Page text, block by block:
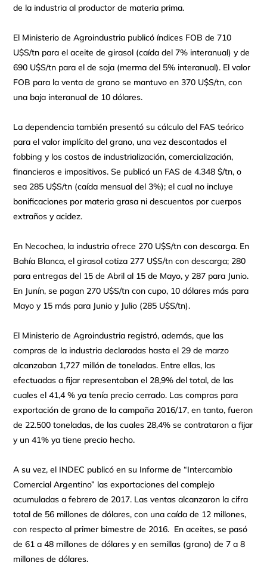
de la industria al productor de materia prima.
El Ministerio de Agroindustria publicó índices FOB de 710
U$S/tn para el aceite de girasol (caída del 7% interanual) y de
690 U$S/tn para el de soja (merma del 5% interanual). El valor
FOB para la venta de grano se mantuvo en 370 U$S/tn, con
una baja interanual de 10 dólares.
La dependencia también presentó su cálculo del FAS teórico
para el valor implícito del grano, una vez descontados el
fobbing y los costos de industrialización, comercialización,
financieros e impositivos. Se publicó un FAS de 4.348 $/tn, o
sea 285 U$S/tn (caída mensual del 3%); el cual no incluye
bonificaciones por materia grasa ni descuentos por cuerpos
extraños y acidez.
En Necochea, la industria ofrece 270 U$S/tn con descarga. En
Bahía Blanca, el girasol cotiza 277 U$S/tn con descarga; 280
para entregas del 15 de Abril al 15 de Mayo, y 287 para Junio.
En Junín, se pagan 270 U$S/tn con cupo, 10 dólares más para
Mayo y 15 más para Junio y Julio (285 U$S/tn).
El Ministerio de Agroindustria registró, además, que las
compras de la industria declaradas hasta el 29 de marzo
alcanzaban 1,727 millón de toneladas. Entre ellas, las
efectuadas a fijar representaban el 28,9% del total, de las
cuales el 41,4 % ya tenía precio cerrado. Las compras para
exportación de grano de la campaña 2016/17, en tanto, fueron
de 22.500 toneladas, de las cuales 28,4% se contrataron a fijar
y un 41% ya tiene precio hecho.
A su vez, el INDEC publicó en su Informe de “Intercambio
Comercial Argentino” las exportaciones del complejo
acumuladas a febrero de 2017. Las ventas alcanzaron la cifra
total de 56 millones de dólares, con una caída de 12 millones,
con respecto al primer bimestre de 2016. En aceites, se pasó
de 61 a 48 millones de dólares y en semillas (grano) de 7 a 8
millones de dólares.